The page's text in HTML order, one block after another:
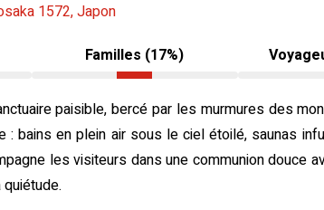
1572, Japon
Familles (17%)
paisible, bercé par les murmures des
: bains en plein air sous le ciel étoilé, saunas
les visiteurs dans une communion douce